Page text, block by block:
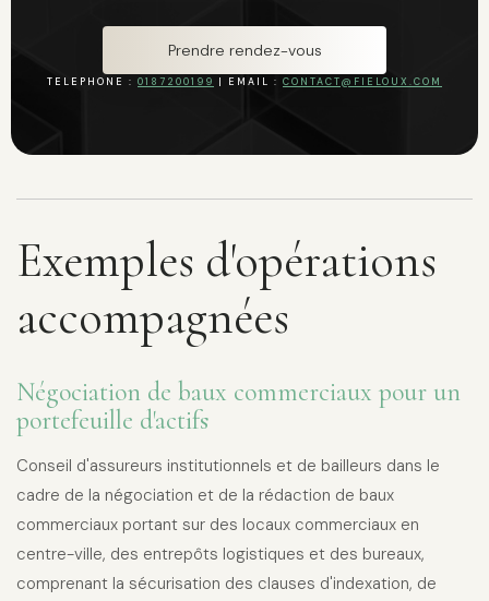
Prendre rendez-vous
TELEPHONE : 0187200199 | EMAIL : CONTACT@FIELOUX.COM
Exemples d'opérations
accompagnées
Négociation de baux commerciaux pour un
portefeuille d'actifs
Conseil d'assureurs institutionnels et de bailleurs dans le
cadre de la négociation et de la rédaction de baux
commerciaux portant sur des locaux commerciaux en
centre-ville, des entrepôts logistiques et des bureaux,
comprenant la sécurisation des clauses d'indexation, de